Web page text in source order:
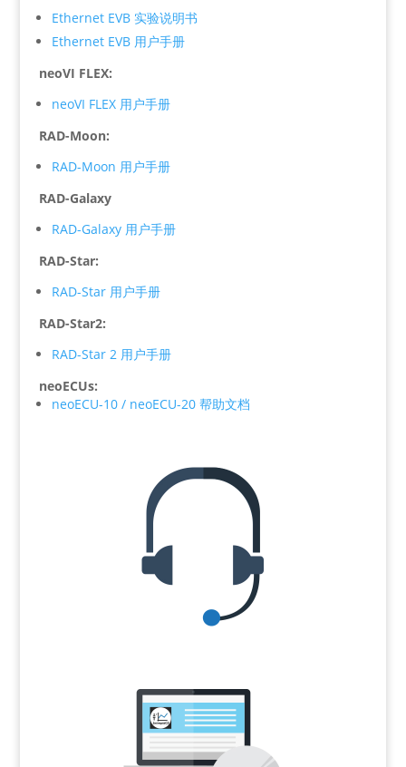
Ethernet EVB 实验说明书
Ethernet EVB 用户手册
neoVI FLEX:
neoVI FLEX 用户手册
RAD-Moon:
RAD-Moon 用户手册
RAD-Galaxy
RAD-Galaxy 用户手册
RAD-Star:
RAD-Star 用户手册
RAD-Star2:
RAD-Star 2 用户手册
neoECUs:
neoECU-10 / neoECU-20 帮助文档